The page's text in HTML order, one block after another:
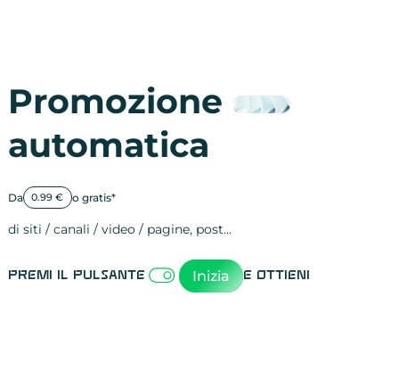
Promozione
automatica
Da 0.99 € o gratis*
di siti / canali / video / pagine, post…
Premi il pulsante Inizia e ottieni